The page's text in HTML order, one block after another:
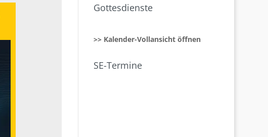
Gottesdienste
>> Kalender-Vollansicht öffnen
SE-Termine